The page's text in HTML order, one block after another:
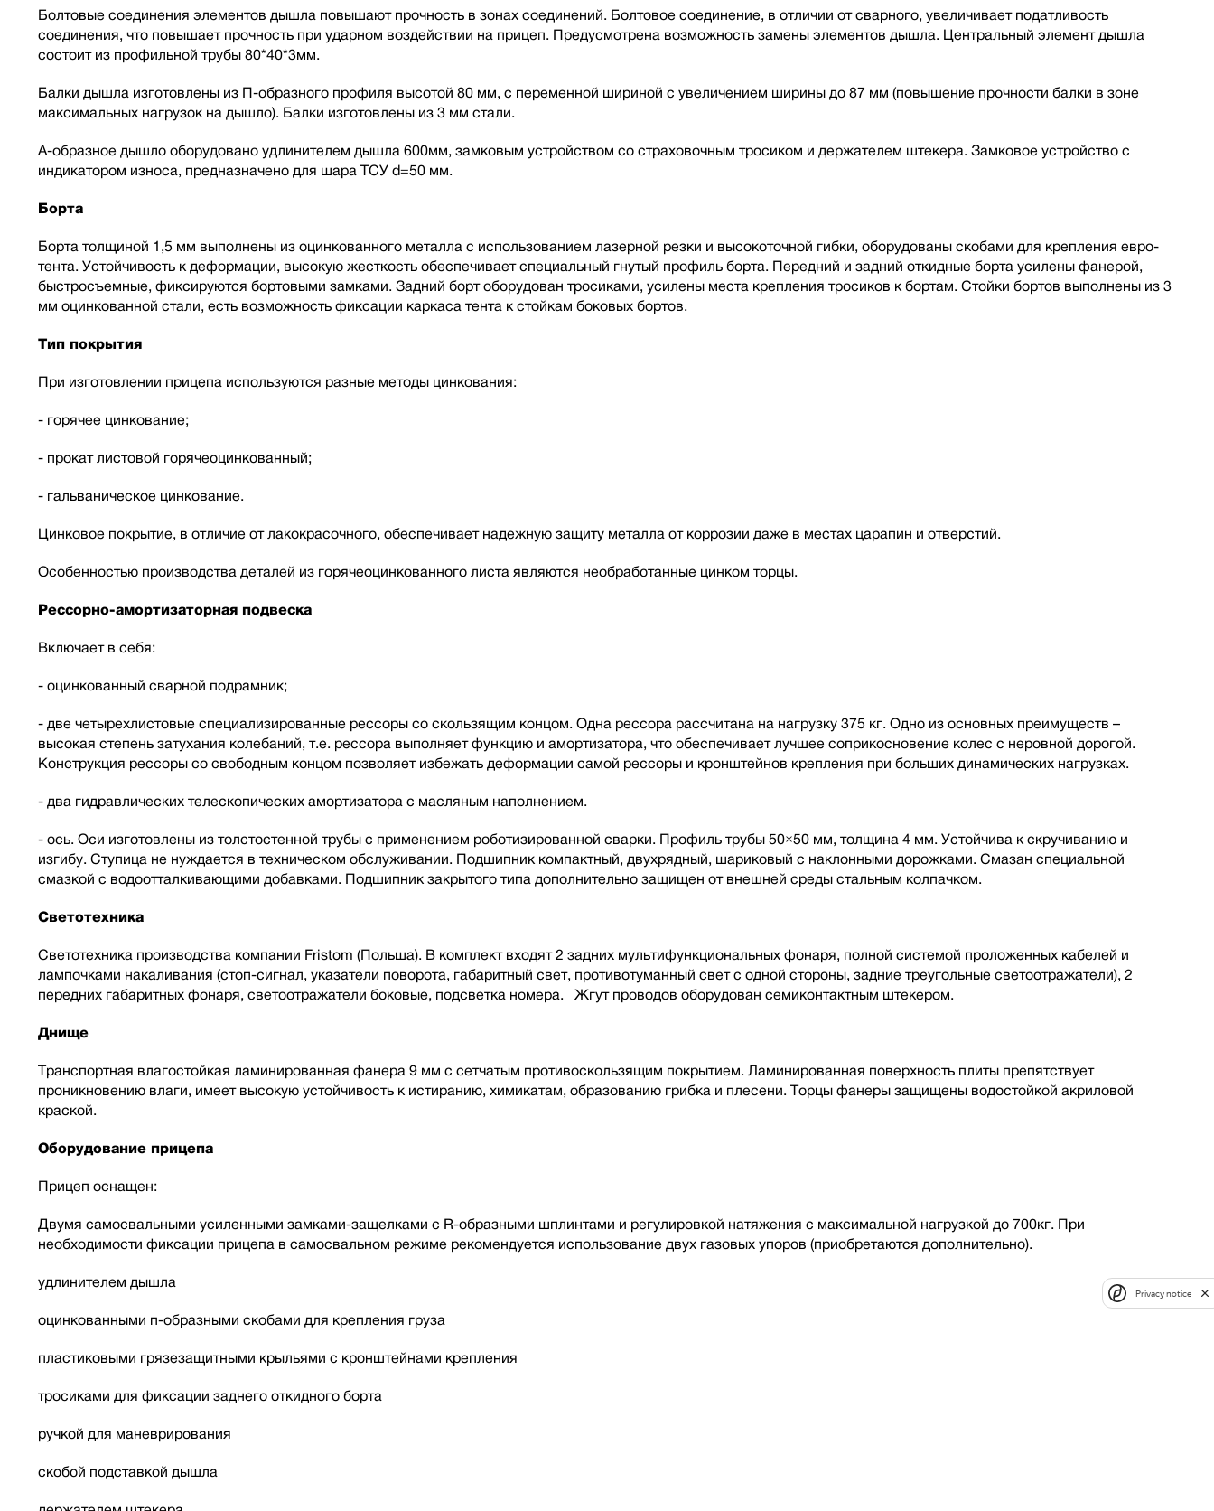
Болтовые соединения элементов дышла повышают прочность в зонах соединений. Болтовое соединение, в отличии от сварного, увеличивает податливость
соединения, что повышает прочность при ударном воздействии на прицеп. Предусмотрена возможность замены элементов дышла. Центральный элемент дышла
состоит из профильной трубы 80*40*3мм.
Балки дышла изготовлены из П-образного профиля высотой 80 мм, с переменной шириной с увеличением ширины до 87 мм (повышение прочности балки в зоне
максимальных нагрузок на дышло). Балки изготовлены из 3 мм стали.
А-образное дышло оборудовано удлинителем дышла 600мм, замковым устройством со страховочным тросиком и держателем штекера. Замковое устройство с
индикатором износа, предназначено для шара ТСУ d=50 мм.
Борта
Борта толщиной 1,5 мм выполнены из оцинкованного металла с использованием лазерной резки и высокоточной гибки, оборудованы скобами для крепления евро-
тента. Устойчивость к деформации, высокую жесткость обеспечивает специальный гнутый профиль борта. Передний и задний откидные борта усилены фанерой,
быстросъемные, фиксируются бортовыми замками. Задний борт оборудован тросиками, усилены места крепления тросиков к бортам. Стойки бортов выполнены из 3
мм оцинкованной стали, есть возможность фиксации каркаса тента к стойкам боковых бортов.
Тип покрытия
При изготовлении прицепа используются разные методы цинкования:
- горячее цинкование;
- прокат листовой горячеоцинкованный;
- гальваническое цинкование.
Цинковое покрытие, в отличие от лакокрасочного, обеспечивает надежную защиту металла от коррозии даже в местах царапин и отверстий.
Особенностью производства деталей из горячеоцинкованного листа являются необработанные цинком торцы.
Рессорно-амортизаторная подвеска
Включает в себя:
- оцинкованный сварной подрамник;
- две четырехлистовые специализированные рессоры со скользящим концом. Одна рессора рассчитана на нагрузку 375 кг. Одно из основных преимуществ –
высокая степень затухания колебаний, т.е. рессора выполняет функцию и амортизатора, что обеспечивает лучшее соприкосновение колес с неровной дорогой.
Конструкция рессоры со свободным концом позволяет избежать деформации самой рессоры и кронштейнов крепления при больших динамических нагрузках.
- два гидравлических телескопических амортизатора с масляным наполнением.
- ось. Оси изготовлены из толстостенной трубы с применением роботизированной сварки. Профиль трубы 50×50 мм, толщина 4 мм. Устойчива к скручиванию и
изгибу. Ступица не нуждается в техническом обслуживании. Подшипник компактный, двухрядный, шариковый с наклонными дорожками. Смазан специальной
смазкой с водоотталкивающими добавками. Подшипник закрытого типа дополнительно защищен от внешней среды стальным колпачком.
Светотехника
Светотехника производства компании Fristom (Польша). В комплект входят 2 задних мультифункциональных фонаря, полной cистемой проложенных кабелей и
лампочками накаливания (стоп-сигнал, указатели поворота, габаритный свет, противотуманный свет с одной стороны, задние треугольные светоотражатели), 2
передних габаритных фонаря, светоотражатели боковые, подсветка номера. Жгут проводов оборудован семиконтактным штекером.
Днище
Транспортная влагостойкая ламинированная фанера 9 мм с сетчатым противоскользящим покрытием. Ламинированная поверхность плиты препятствует
проникновению влаги, имеет высокую устойчивость к истиранию, химикатам, образованию грибка и плесени. Торцы фанеры защищены водостойкой акриловой
краской.
Оборудование прицепа
Прицеп оснащен:
Двумя самосвальными усиленными замками-защелками с R-образными шплинтами и регулировкой натяжения с максимальной нагрузкой до 700кг. При
необходимости фиксации прицепа в самосвальном режиме рекомендуется использование двух газовых упоров (приобретаются дополнительно).
удлинителем дышла
оцинкованными п-образными скобами для крепления груза
пластиковыми грязезащитными крыльями с кронштейнами крепления
тросиками для фиксации заднего откидного борта
ручкой для маневрирования
скобой подставкой дышла
Privacy notice